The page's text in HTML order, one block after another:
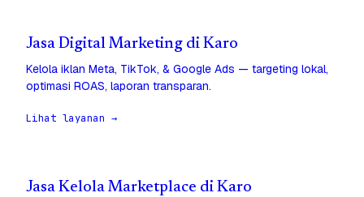
Jasa Digital Marketing di Karo
Kelola iklan Meta, TikTok, & Google Ads — targeting lokal,
optimasi ROAS, laporan transparan.
Lihat layanan →
Jasa Kelola Marketplace di Karo